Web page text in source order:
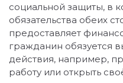
социальной защиты, в
обязательства обеих
предоставляет
гражданин обязуется
действия, например,
работу или открыть